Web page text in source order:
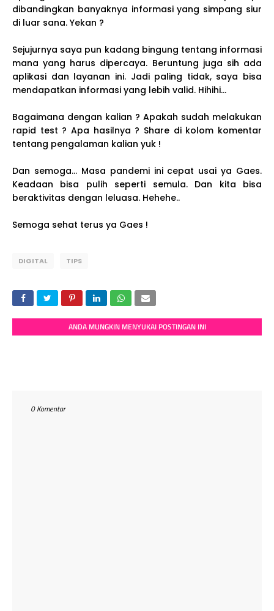
dibandingkan banyaknya informasi yang simpang siur
di luar sana. Yekan ?
Sejujurnya saya pun kadang bingung tentang informasi
mana yang harus dipercaya. Beruntung juga sih ada
aplikasi dan layanan ini. Jadi paling tidak, saya bisa
mendapatkan informasi yang lebih valid. Hihihi...
Bagaimana dengan kalian ? Apakah sudah melakukan
rapid test ? Apa hasilnya ? Share di kolom komentar
tentang pengalaman kalian yuk !
Dan semoga... Masa pandemi ini cepat usai ya Gaes.
Keadaan bisa pulih seperti semula. Dan kita bisa
beraktivitas dengan leluasa. Hehehe..
Semoga sehat terus ya Gaes !
DIGITAL TIPS
ANDA MUNGKIN MENYUKAI POSTINGAN INI
0 Komentar